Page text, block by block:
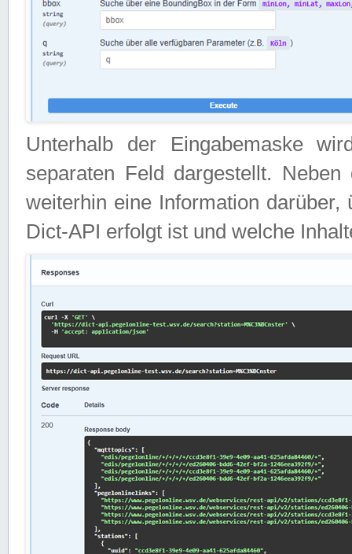
Unterhalb der Eingabemaske
separaten Feld dargestellt.
weiterhin eine Information
Dict-API erfolgt ist und welche